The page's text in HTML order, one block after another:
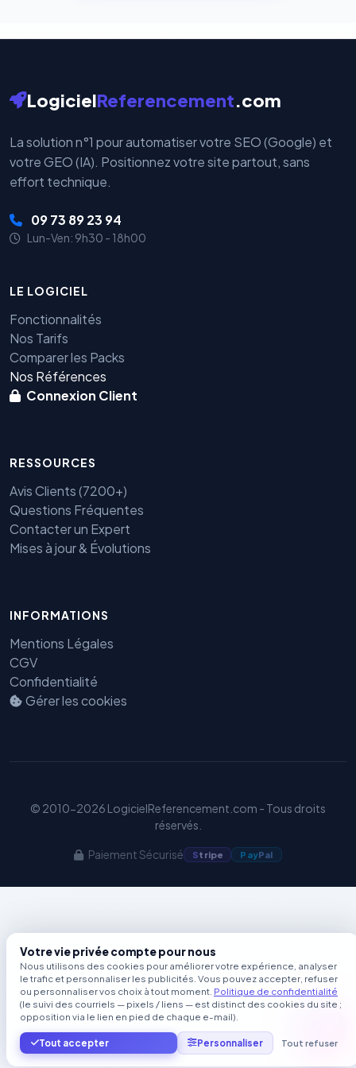
LogicielReferencement.com
La solution n°1 pour automatiser votre SEO (Google) et
votre GEO (IA). Positionnez votre site partout, sans
effort technique.
09 73 89 23 94
Lun-Ven: 9h30 - 18h00
LE LOGICIEL
Fonctionnalités
Nos Tarifs
Comparer les Packs
Nos Références
Connexion Client
RESSOURCES
Avis Clients (7200+)
Questions Fréquentes
Contacter un Expert
Mises à jour & Évolutions
INFORMATIONS
Mentions Légales
CGV
Confidentialité
Gérer les cookies
© 2010-2026 LogicielReferencement.com - Tous droits
réservés.
Paiement Sécurisé Stripe PayPal
Votre vie privée compte pour nous
Nous utilisons des cookies pour améliorer votre expérience, analyser
le trafic et personnaliser les publicités. Vous pouvez accepter, refuser
ou personnaliser vos choix à tout moment. Politique de confidentialité
(le suivi des courriels — pixels / liens — est distinct des cookies du site ;
opposition via le lien en pied de chaque e-mail).
Tout accepter Personnaliser Tout refuser